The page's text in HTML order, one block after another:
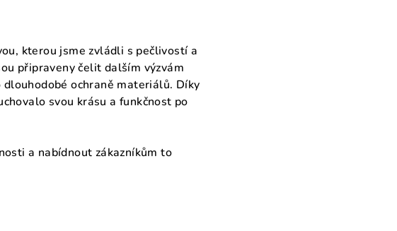
kterou jsme zvládli s pečlivostí a
připraveny čelit dalším výzvám
ochraně materiálů. Díky
svou krásu a funkčnost po
a nabídnout zákazníkům to